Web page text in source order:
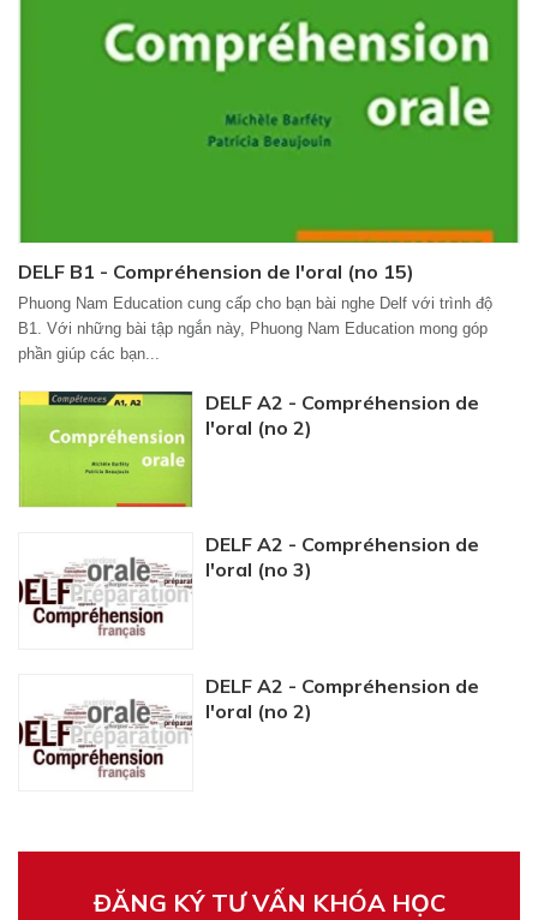
DELF B1 - Compréhension de l'oral (no 15)
Phuong Nam Education cung cấp cho bạn bài nghe Delf với trình độ
B1. Với những bài tập ngắn này, Phuong Nam Education mong góp
phần giúp các bạn...
DELF A2 - Compréhension de
l'oral (no 2)
DELF A2 - Compréhension de
l'oral (no 3)
DELF A2 - Compréhension de
l'oral (no 2)
ĐĂNG KÝ TƯ VẤN KHÓA HỌC